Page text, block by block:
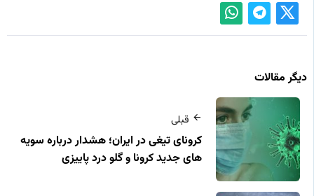
دیگر مقالات
قبلی
کرونای تیغی در ایران؛ هشدار درباره سویه‌
های جدید کرونا و گلو درد پاییزی